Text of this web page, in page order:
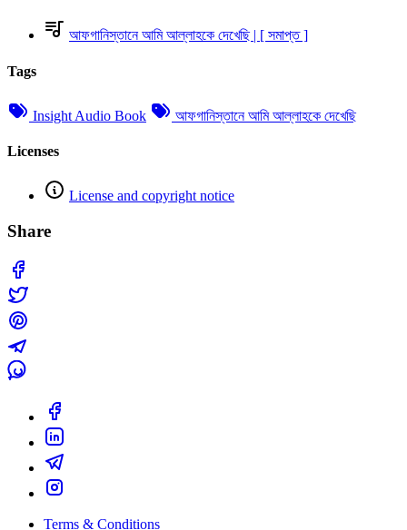
আফগানিস্তানে আমি আল্লাহকে দেখেছি | [ সমাপ্ত ]
Tags
Insight Audio Book আফগানিস্তানে আমি আল্লাহকে দেখেছি
Licenses
License and copyright notice
Share
Terms & Conditions